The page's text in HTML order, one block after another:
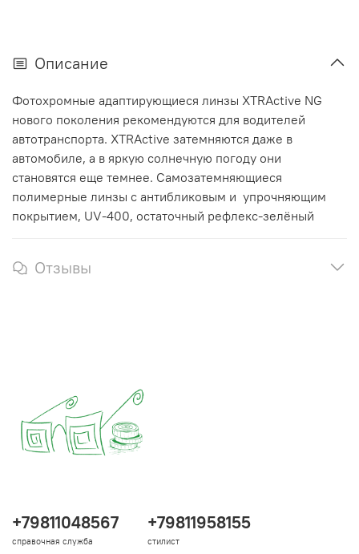
Описание
Фотохромные адаптирующиеся линзы XTRActive NG
нового поколения рекомендуются для водителей
автотранспорта. XTRActive затемняются даже в
автомобиле, а в яркую солнечную погоду они
становятся еще темнее. Самозатемняющиеся
полимерные линзы с антибликовым и упрочняющим
покрытием, UV-400, остаточный рефлекс-зелёный
Отзывы
+79811048567
справочная служба
+79811958155
стилист